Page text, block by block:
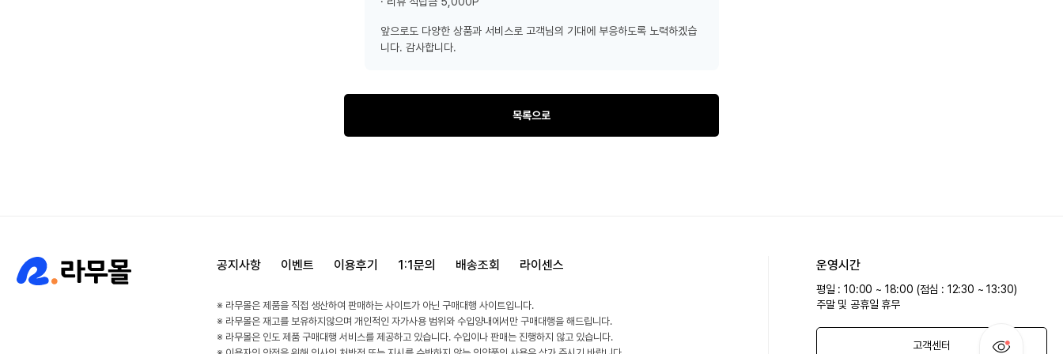
앞으로도 다양한 상품과 서비스로 고객님의 기대에 부응하도록 노력하겠습
니다. 감사합니다.
목록으로
공지사항 이벤트 이용후기 1:1문의 배송조회 라이센스
※ 라무몰은 제품을 직접 생산하여 판매하는 사이트가 아닌 구매대행 사이트입니다.
※ 라무몰은 재고를 보유하지않으며 개인적인 자가사용 범위와 수입양내에서만 구매대행을 해드립니다.
※ 라무몰은 인도 제품 구매대행 서비스를 제공하고 있습니다. 수입이나 판매는 진행하지 않고 있습니다.
운영시간
평일 : 10:00 ~ 18:00 (점심 : 12:30 ~ 13:30)
주말 및 공휴일 휴무
고객센터